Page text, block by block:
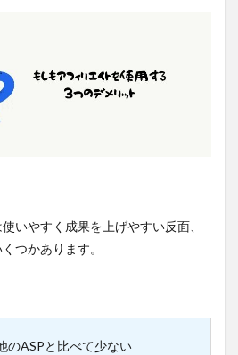
いやすく成果を上げやすい反面、
つかあります。
のASPと比べて少ない